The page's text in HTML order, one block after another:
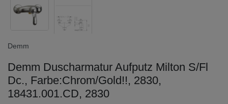
Demm
Demm Duscharmatur Aufputz Milton S/Fl
Dc., Farbe:Chrom/Gold!!, 2830,
18431.001.CD, 2830